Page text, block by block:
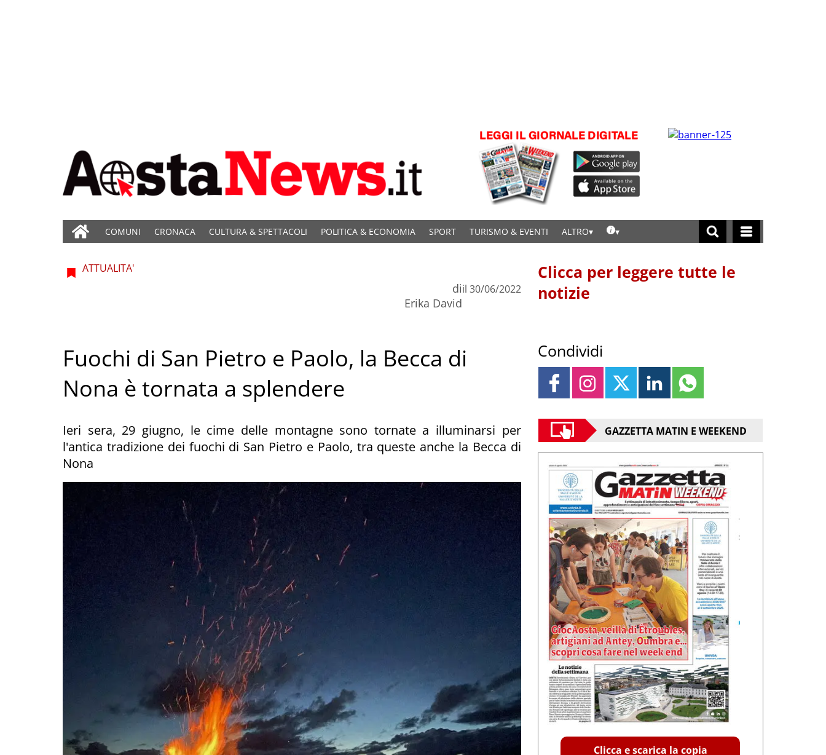
COMUNI CRONACA CULTURA & SPETTACOLI POLITICA & ECONOMIA SPORT TURISMO & EVENTI ALTRO
ATTUALITA'
di
Erika David
il 30/06/2022
Fuochi di San Pietro e Paolo, la Becca di
Nona è tornata a splendere
Ieri sera, 29 giugno, le cime delle montagne sono tornate a illuminarsi per
l'antica tradizione dei fuochi di San Pietro e Paolo, tra queste anche la Becca di
Nona
Clicca per leggere tutte le
notizie
Condividi
GAZZETTA MATIN E WEEKEND
Clicca e scarica la copia